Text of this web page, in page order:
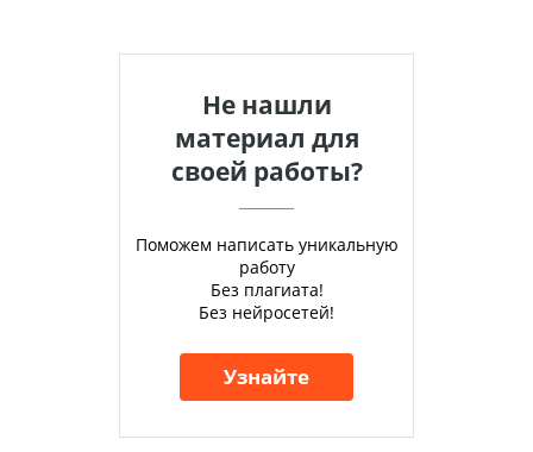
Не нашли
материал для
своей работы?
Поможем написать уникальную
работу
Без плагиата!
Без нейросетей!
Узнайте